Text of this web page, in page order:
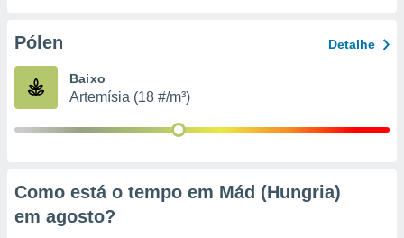
através
estudos
e
Pólen Detalhe
Baixo
Artemísia (18 #/m³)
Como está o tempo em Mád (Hungria)
em agosto?